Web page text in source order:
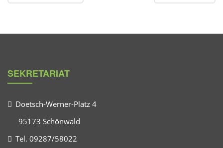
SEKRETARIAT
Doetsch-Werner-Platz 4
95173 Schönwald
Tel. 09287/58022